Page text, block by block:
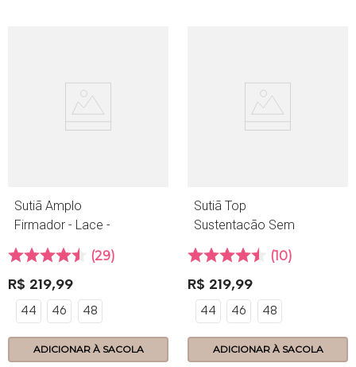
Sutiã Amplo
Firmador - Lace -
314.49 - Base
29
R$ 219,99
44 46 48
ADICIONAR À SACOLA
Sutiã Top
Sustentação Sem
Bojo - Compact -
06.22 - Nozes10
R$ 219,99
44 46 48
ADICIONAR À SACOLA